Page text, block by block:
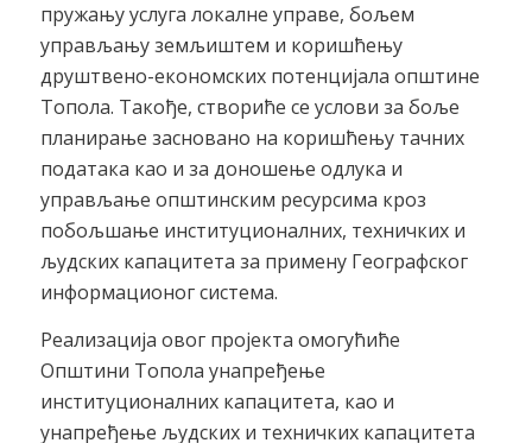
пружању услуга локалне управе, бољем
управљању земљиштем и коришћењу
друштвено-економских потенцијала општине
Топола. Такође, створиће се услови за боље
планирање засновано на коришћењу тачних
података као и за доношење одлука и
управљање општинским ресурсима кроз
побољшање институционалних, техничких и
људских капацитета за примену Географског
информационог система.
Реализација овог пројекта омогућиће
Општини Топола унапређење
институционалних капацитета, као и
унапређење људских и техничких капацитета